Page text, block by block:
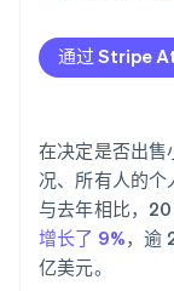
决定出售方式
保护机密性
谈判出售
解决法律和财
考虑出售的税
敲定交易
申请加入 Atlas
在获取雇主识
自动提交 83(b)
全球顶尖水准
Stripe 支付服
通过 Stripe
在决定是否出
况、所有人的个
与去年相比，
增长了 9%，逾
亿美元。